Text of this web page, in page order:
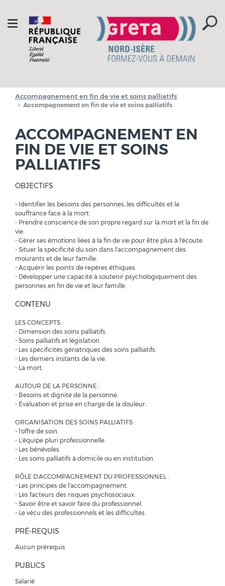
Toggle
navigation
Accompagnement en fin de vie et soins palliatifs
Accompagnement en fin de vie et soins palliatifs
ACCOMPAGNEMENT EN
FIN DE VIE ET SOINS
PALLIATIFS
OBJECTIFS
- Identifier les besoins des personnes, les difficultés et la
souffrance face à la mort.
- Prendre conscience de son propre regard sur la mort et la fin de
vie.
- Gérer ses émotions liées à la fin de vie pour être plus à l'écoute.
- Situer la spécificité du soin dans l'accompagnement des
mourants et de leur famille.
- Acquérir les points de repères éthiques.
- Développer une capacité à soutenir psychologiquement des
personnes en fin de vie et leur famille.
CONTENU
LES CONCEPTS :
- Dimension des soins palliatifs.
- Soins palliatifs et législation.
- Les spécificités gériatriques des soins palliatifs.
- Les derniers instants de la vie.
- La mort.
AUTOUR DE LA PERSONNE :
- Besoins et dignité de la personne.
- Évaluation et prise en charge de la douleur.
ORGANISATION DES SOINS PALLIATIFS :
- l'offre de soin.
- L'équipe pluri professionnelle.
- Les bénévoles.
- Les soins palliatifs à domicile ou en institution.
RÔLE D'ACCOMPAGNEMENT DU PROFESSIONNEL :
- Les principes de l'accompagnement.
- Les facteurs des risques psychosociaux.
- Savoir être et savoir faire du professionnel.
- Le vécu des professionnels et les difficultés.
PRÉ-REQUIS
Aucun prérequis
PUBLICS
Salarié